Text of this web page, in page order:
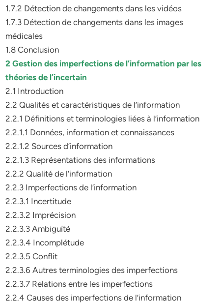
1.7.2 Détection de changements dans les vidéos
1.7.3 Détection de changements dans les images
médicales
1.8 Conclusion
2 Gestion des imperfections de l’information par les
théories de l’incertain
2.1 Introduction
2.2 Qualités et caractéristiques de l’information
2.2.1 Définitions et terminologies liées à l’information
2.2.1.1 Données, information et connaissances
2.2.1.2 Sources d’information
2.2.1.3 Représentations des informations
2.2.2 Qualité de l’information
2.2.3 Imperfections de l’information
2.2.3.1 Incertitude
2.2.3.2 Imprécision
2.2.3.3 Ambiguïté
2.2.3.4 Incomplétude
2.2.3.5 Conflit
2.2.3.6 Autres terminologies des imperfections
2.2.3.7 Relations entre les imperfections
2.2.4 Causes des imperfections de l’information